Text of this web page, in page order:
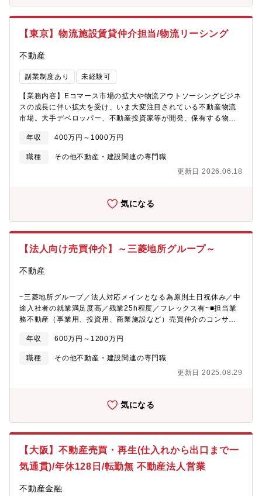
んだプラットフォームで総合的なソリューションの提案が可能・
れる給与形態◎労働条件【働き方】・ハイブリットワーク（リモ
ライトオフィスも複数社利用可能。・フレックスタイム制の導
入・実力・実績次第で、業務の幅を広げていくこと、年齢・社歴
に応じず昇給・昇給可能。
【東京】物流施設賃貸仲介担当/物流リーシング
不動産
副業制度あり 未経験可
【業務内容】Eコマース市場の拡大や物流アウトソーシングビジネ
スの成長に伴い拡大を受け、いま大変注目されている不動産物流
市場。大手デベロッパー、不動産投資家等が開発、保有する物流
動産市場規模の中で重要性が注目されている。歴史のある企業で
ありながら革新的な成長を目指して、ご自身の市場価値をさらに
高めていただくことが可能です。仲介業務のみならず、法人顧客
が不安な不動産課題に対して、他部門、他拠点と連携し一気通貫
容】・顧客ニーズに合致した物件情報の提案業務・物件情報の収
内容に関するアドバイス業務・受託物件に対するリーシングマネ
が集まる。（業界内担当で数少ない物流不動産専門チーム） ・顧
の提案が可能・既存物件に限定せず、土地からの計画物件や潜在
での業務も可能なため、担当物件への直行・サテライトオフィス
からの直帰等、柔軟効率的な働き方が可能です。
年収 400万円～1000万円
職種
その他不動産・建設関連の専門職
更新日 2026.06.18
気になる
【法人向け売買仲介】～三菱地所グループ～
不動産
~三菱地所グループ／法人対応メインとなる為原則土日祝休み／中
途入社者の就業満足度高／残業25h程度／フレックス有~■担当業
務不動産（事業用、投資用、商業施設など）売買仲介のコンサル
て、営業先が異なりますが（法人企業／個人資産家／投資家な
ど）、お仕事内容としては基本、法人向けの売買仲介営業を行っ
て頂くことになります。メーカーやサービス業、流通業、小売・
卸売業、個人資産家やプロの投資家の方まで、あらゆる業種・業
広く活かし、当社が得意とする法人営業、コンサル提案営業に挑
業グループに集約、売買の中でも営業先によって部が分かれてい
細分化されており、一人一人のミッションが明確な組織です。全
体の約3割が中途入社となっており、年齢層としては20代から50
は、実績（チームと個人）及びそこに至るまでのプロセスや行動
年収 600万円～1200万円
職種
その他不動産・建設関連の専門職
更新日 2025.08.29
気になる
【大阪】不動産売買・再生(仕入れから出口まで一
気通貫)/年休128日/転勤無 不動産法人営業
不動産金融